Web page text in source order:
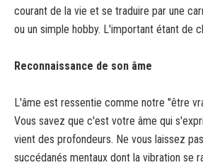
courant de la vie et se traduire par une
ou un simple hobby. L'important étant de
Reconnaissance de son âme
L'âme est ressentie comme notre "être
Vous savez que c'est votre âme qui
vient des profondeurs. Ne vous laissez
succédanés mentaux dont la vibration se